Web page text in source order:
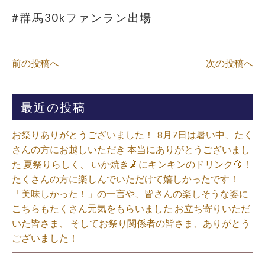
#群馬30kファンラン出場
前の投稿へ 次の投稿へ
最近の投稿
お祭りありがとうございました！ ⁡ 8月7日は暑い中、たく
さんの方にお越しいただき 本当にありがとうございまし
た 夏祭りらしく、 いか焼き🦑にキンキンのドリンク🍋！
たくさんの方に楽しんでいただけて嬉しかったです！
「美味しかった！」の一言や、皆さんの楽しそうな姿に
こちらもたくさん元気をもらいました️ お立ち寄りいただ
いた皆さま、 そしてお祭り関係者の皆さま、ありがとう
ございました！⁡